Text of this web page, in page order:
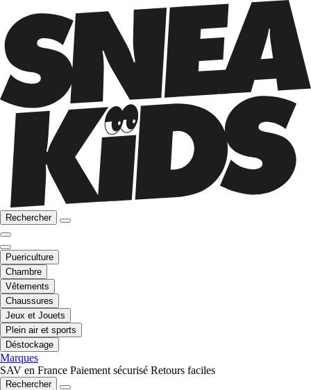
Rechercher
Puericulture
Chambre
Vêtements
Chaussures
Jeux et Jouets
Plein air et sports
Déstockage
Marques
SAV en France Paiement sécurisé Retours faciles
Rechercher